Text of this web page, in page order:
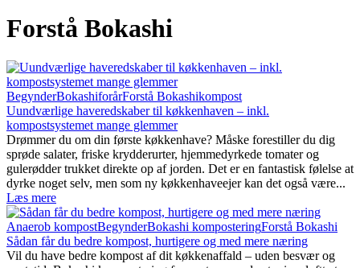
Forstå Bokashi
BegynderBokashiforårForstå Bokashikompost
Uundværlige haveredskaber til køkkenhaven – inkl.
kompostsystemet mange glemmer
Drømmer du om din første køkkenhave? Måske forestiller du dig
sprøde salater, friske krydderurter, hjemmedyrkede tomater og
gulerødder trukket direkte op af jorden. Det er en fantastisk følelse at
dyrke noget selv, men som ny køkkenhaveejer kan det også være...
Læs mere
Anaerob kompostBegynderBokashi komposteringForstå Bokashi
Sådan får du bedre kompost, hurtigere og med mere næring
Vil du have bedre kompost af dit køkkenaffald – uden besvær og